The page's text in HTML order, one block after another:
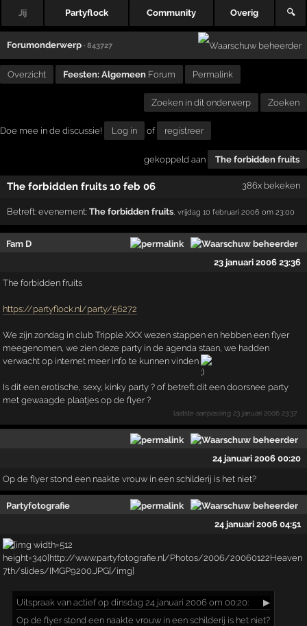
Jij Partyflock Community Overig 🔍
Forumonderwerp · 843727
Overzicht Feesten: Algemeen Forum Permalink
Zoeken in dit onderwerp Zoeken
Doe mee in de discussie! Log in of registreer
gekoppeld aan The forbidden fruits
The forbidden fruits 10 feb 06 386x bekeken
Betreft:evenement:The forbidden fruits ,vrijdag 10 februari 2006 om 23:00
Fam D
23 januari 2006 23:36
The forbidden fruits
https://partyflock.nl/party/56272
We zijn zondag in club Tripple XXX wezen stappen en hebben een flyer
meegenomen, we zien deze party in de agenda staan, we hadden
verwacht op internet meer info te kunnen vinden
Is dit een erotische, sexy, kinky party ? of betreft dit een doorsnee party
met gewaagde plaatjes op de flyer ?
laatste aanpassing 23 januari 2006 23:37
24 januari 2006 00:20
Op de flyer stond een naakte vrouw in een schilderij is het niet?
Partyfotografie
24 januari 2006 04:51
Uitspraak van actief op dinsdag 24 januari 2006 om 00:20:
▶
Op de flyer stond een naakte vrouw in een schilderij is het niet?